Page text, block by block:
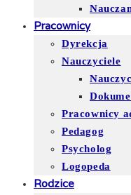
Pracownicy
Dyrekcja
Nauczyciele
Pracownicy
Pedagog
Psycholog
Logopeda
Rodzice